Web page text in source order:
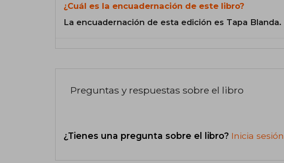
¿Cuál es la encuadernación de este libro?
La encuadernación de esta edición es Tapa Blanda.
Preguntas y respuestas sobre el libro
¿Tienes una pregunta sobre el libro? Inicia sesión